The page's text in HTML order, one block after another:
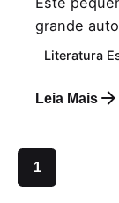
grande
Literatura
Leia Mais
1